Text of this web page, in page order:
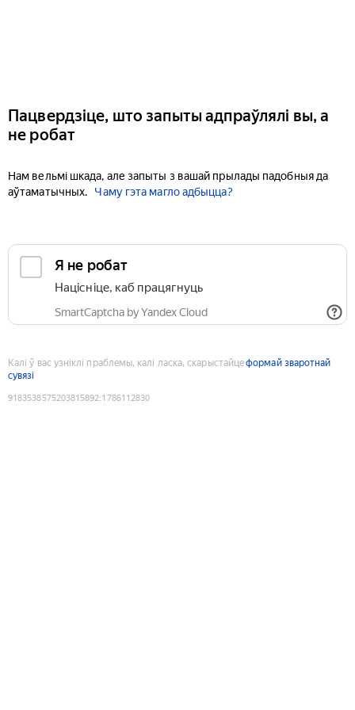
Пацвердзіце, што запыты адпраўлялі вы, а
не робат
Нам вельмі шкада, але запыты з вашай прылады падобныя да
аўтаматычных.
Чаму гэта магло адбыцца?
Я не робат
Націсніце, каб працягнуць
SmartCaptcha by Yandex Cloud
Калі ў вас узніклі праблемы, калі ласка, скарыстайцеформай зваротнай
сувязі
9183538575203815892:1786112830